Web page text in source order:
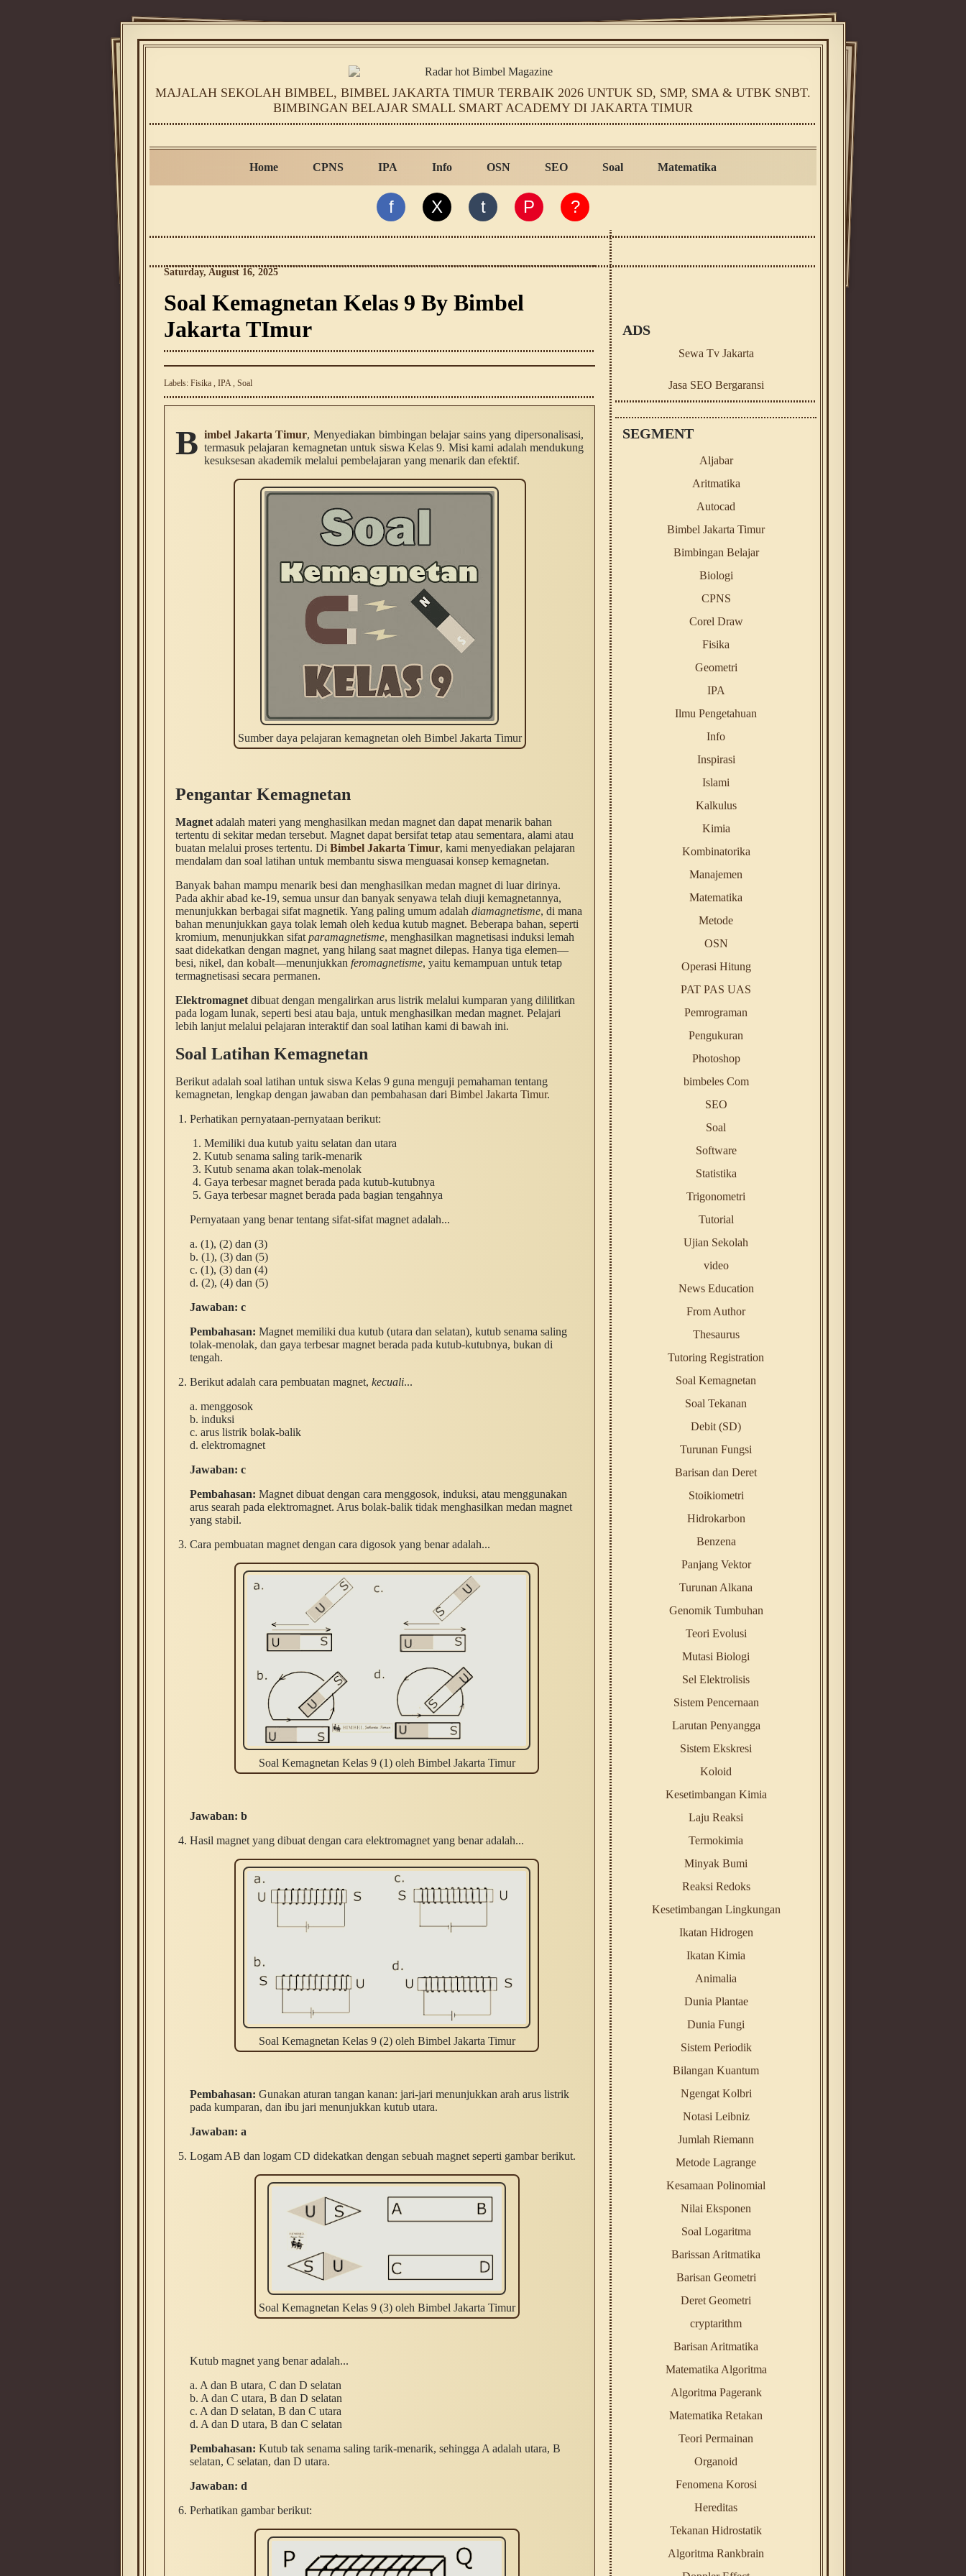
MAJALAH SEKOLAH BIMBEL, BIMBEL JAKARTA TIMUR TERBAIK 2026 UNTUK SD, SMP, SMA & UTBK SNBT.
BIMBINGAN BELAJAR SMALL SMART ACADEMY DI JAKARTA TIMUR
Home CPNS IPA Info OSN SEO Soal Matematika
f X t P ?
Saturday, August 16, 2025
Soal Kemagnetan Kelas 9 By Bimbel
Jakarta TImur
Labels: Fisika , IPA, Soal
B imbel Jakarta Timur, Menyediakan bimbingan belajar sains yang dipersonalisasi,
termasuk pelajaran kemagnetan untuk siswa Kelas 9. Misi kami adalah mendukung
kesuksesan akademik melalui pembelajaran yang menarik dan efektif.
Sumber daya pelajaran kemagnetan oleh Bimbel Jakarta Timur
Pengantar Kemagnetan
Magnet adalah materi yang menghasilkan medan magnet dan dapat menarik bahan
tertentu di sekitar medan tersebut. Magnet dapat bersifat tetap atau sementara, alami atau
buatan melalui proses tertentu. Di Bimbel Jakarta Timur, kami menyediakan pelajaran
mendalam dan soal latihan untuk membantu siswa menguasai konsep kemagnetan.
Banyak bahan mampu menarik besi dan menghasilkan medan magnet di luar dirinya.
Pada akhir abad ke-19, semua unsur dan banyak senyawa telah diuji kemagnetannya,
menunjukkan berbagai sifat magnetik. Yang paling umum adalah diamagnetisme, di mana
bahan menunjukkan gaya tolak lemah oleh kedua kutub magnet. Beberapa bahan, seperti
kromium, menunjukkan sifat paramagnetisme, menghasilkan magnetisasi induksi lemah
saat didekatkan dengan magnet, yang hilang saat magnet dilepas. Hanya tiga elemen—
besi, nikel, dan kobalt—menunjukkan feromagnetisme, yaitu kemampuan untuk tetap
termagnetisasi secara permanen.
Elektromagnet dibuat dengan mengalirkan arus listrik melalui kumparan yang dililitkan
pada logam lunak, seperti besi atau baja, untuk menghasilkan medan magnet. Pelajari
lebih lanjut melalui pelajaran interaktif dan soal latihan kami di bawah ini.
Soal Latihan Kemagnetan
Berikut adalah soal latihan untuk siswa Kelas 9 guna menguji pemahaman tentang
kemagnetan, lengkap dengan jawaban dan pembahasan dari Bimbel Jakarta Timur.
Perhatikan pernyataan-pernyataan berikut:
Memiliki dua kutub yaitu selatan dan utara
Kutub senama saling tarik-menarik
Kutub senama akan tolak-menolak
Gaya terbesar magnet berada pada kutub-kutubnya
Gaya terbesar magnet berada pada bagian tengahnya
Pernyataan yang benar tentang sifat-sifat magnet adalah...
a. (1), (2) dan (3)
b. (1), (3) dan (5)
c. (1), (3) dan (4)
d. (2), (4) dan (5)
Jawaban: c
Pembahasan: Magnet memiliki dua kutub (utara dan selatan), kutub senama saling
tolak-menolak, dan gaya terbesar magnet berada pada kutub-kutubnya, bukan di
tengah.
Berikut adalah cara pembuatan magnet, kecuali...
a. menggosok
b. induksi
c. arus listrik bolak-balik
d. elektromagnet
Jawaban: c
Pembahasan: Magnet dibuat dengan cara menggosok, induksi, atau menggunakan
arus searah pada elektromagnet. Arus bolak-balik tidak menghasilkan medan magnet
yang stabil.
Cara pembuatan magnet dengan cara digosok yang benar adalah...
Soal Kemagnetan Kelas 9 (1) oleh Bimbel Jakarta Timur
Jawaban: b
Hasil magnet yang dibuat dengan cara elektromagnet yang benar adalah...
Soal Kemagnetan Kelas 9 (2) oleh Bimbel Jakarta Timur
Pembahasan: Gunakan aturan tangan kanan: jari-jari menunjukkan arah arus listrik
pada kumparan, dan ibu jari menunjukkan kutub utara.
Jawaban: a
Logam AB dan logam CD didekatkan dengan sebuah magnet seperti gambar berikut.
Soal Kemagnetan Kelas 9 (3) oleh Bimbel Jakarta Timur
Kutub magnet yang benar adalah...
a. A dan B utara, C dan D selatan
b. A dan C utara, B dan D selatan
c. A dan D selatan, B dan C utara
d. A dan D utara, B dan C selatan
Pembahasan: Kutub tak senama saling tarik-menarik, sehingga A adalah utara, B
selatan, C selatan, dan D utara.
Jawaban: d
Perhatikan gambar berikut:
ADS
Sewa Tv Jakarta
Jasa SEO Bergaransi
SEGMENT
Aljabar
Aritmatika
Autocad
Bimbel Jakarta Timur
Bimbingan Belajar
Biologi
CPNS
Corel Draw
Fisika
Geometri
IPA
Ilmu Pengetahuan
Info
Inspirasi
Islami
Kalkulus
Kimia
Kombinatorika
Manajemen
Matematika
Metode
OSN
Operasi Hitung
PAT PAS UAS
Pemrograman
Pengukuran
Photoshop
bimbeles Com
SEO
Soal
Software
Statistika
Trigonometri
Tutorial
Ujian Sekolah
video
News Education
From Author
Thesaurus
Tutoring Registration
Soal Kemagnetan
Soal Tekanan
Debit (SD)
Turunan Fungsi
Barisan dan Deret
Stoikiometri
Hidrokarbon
Benzena
Panjang Vektor
Turunan Alkana
Genomik Tumbuhan
Teori Evolusi
Mutasi Biologi
Sel Elektrolisis
Sistem Pencernaan
Larutan Penyangga
Sistem Ekskresi
Koloid
Kesetimbangan Kimia
Laju Reaksi
Termokimia
Minyak Bumi
Reaksi Redoks
Kesetimbangan Lingkungan
Ikatan Hidrogen
Ikatan Kimia
Animalia
Dunia Plantae
Dunia Fungi
Sistem Periodik
Bilangan Kuantum
Ngengat Kolbri
Notasi Leibniz
Jumlah Riemann
Metode Lagrange
Kesamaan Polinomial
Nilai Eksponen
Soal Logaritma
Barissan Aritmatika
Barisan Geometri
Deret Geometri
cryptarithm
Barisan Aritmatika
Matematika Algoritma
Algoritma Pagerank
Matematika Retakan
Teori Permainan
Organoid
Fenomena Korosi
Hereditas
Tekanan Hidrostatik
Algoritma Rankbrain